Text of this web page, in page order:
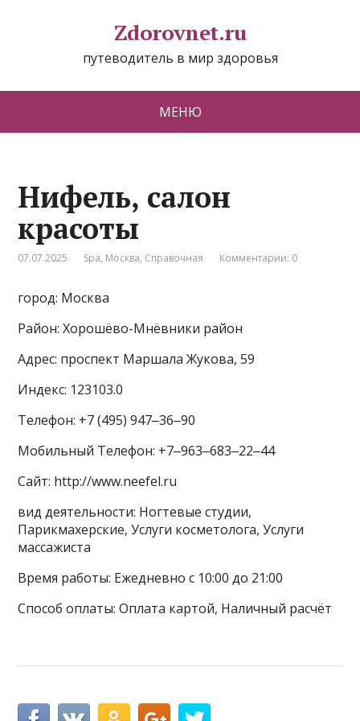
Zdorovnet.ru
путеводитель в мир здоровья
МЕНЮ
Нифель, салон
красоты
07.07.2025 Spa, Москва, Справочная Комментарии: 0
город: Москва
Район: Хорошёво-Мнёвники район
Адрес: проспект Маршала Жукова, 59
Индекс: 123103.0
Телефон: +7 (495) 947‒36‒90
Мобильный Телефон: +7‒963‒683‒22‒44
Сайт: http://www.neefel.ru
вид деятельности: Ногтевые студии,
Парикмахерские, Услуги косметолога, Услуги
массажиста
Время работы: Ежедневно с 10:00 до 21:00
Способ оплаты: Оплата картой, Наличный расчёт